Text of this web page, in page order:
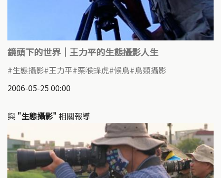
鏡頭下的世界｜王力平的生態攝影人生
生態攝影 王力平 栗喉蜂虎 候鳥 鳥類攝影
2006-05-25 00:00
與 "生態攝影" 相關報導